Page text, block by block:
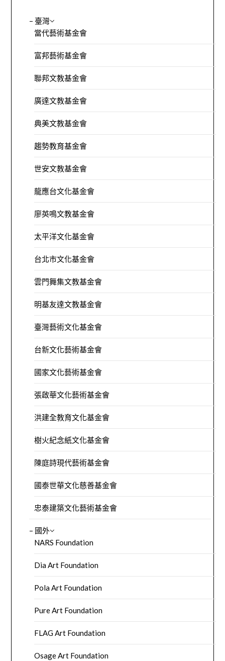
– 臺灣
當代藝術基金會
富邦藝術基金會
聯邦文教基金會
廣達文教基金會
典美文教基金會
趨勢教育基金會
世安文教基金會
龍應台文化基金會
廖英鳴文教基金會
太平洋文化基金會
台北市文化基金會
雲門舞集文教基金會
明基友達文教基金會
臺灣藝術文化基金會
台新文化藝術基金會
國家文化藝術基金會
張啟華文化藝術基金會
洪建全教育文化基金會
樹火紀念紙文化基金會
陳庭詩現代藝術基金會
國泰世華文化慈善基金會
忠泰建築文化藝術基金會
– 國外
NARS Foundation
Dia Art Foundation
Pola Art Foundation
Pure Art Foundation
FLAG Art Foundation
Osage Art Foundation